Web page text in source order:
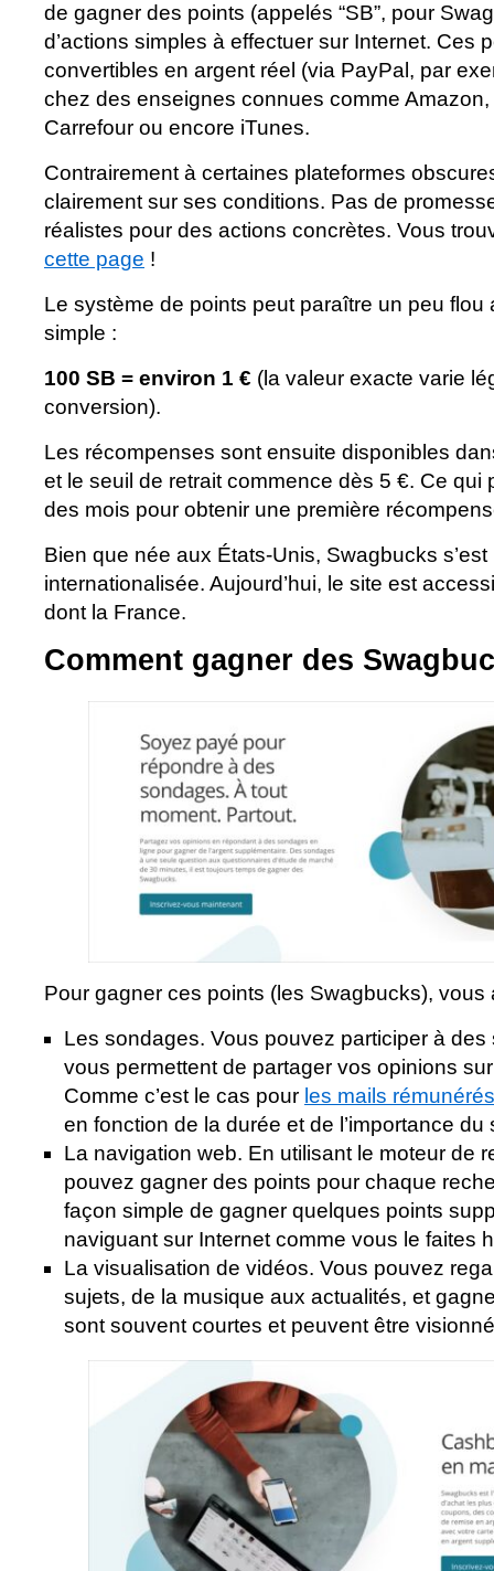
de gagner des points (appelés “SB”, pour
d’actions simples à effectuer sur Internet. Ces
convertibles en argent réel (via PayPal, par
chez des enseignes connues comme
Carrefour ou encore iTunes.
Contrairement à certaines plateformes
clairement sur ses conditions. Pas de
réalistes pour des actions concrètes. Vous
cette page !
Le système de points peut paraître un peu flou
simple :
100 SB = environ 1 € (la valeur exacte varie
conversion).
Les récompenses sont ensuite disponibles
et le seuil de retrait commence dès 5 €. Ce qui
des mois pour obtenir une première
Bien que née aux États-Unis, Swagbucks
internationalisée. Aujourd’hui, le site est
dont la France.
Comment gagner des
Pour gagner ces points (les Swagbucks), vous
Les sondages. Vous pouvez participer à
vous permettent de partager vos opinions
Comme c’est le cas pour les mails rémunérés
en fonction de la durée et de l’importance du
La navigation web. En utilisant le moteur de
pouvez gagner des points pour chaque
façon simple de gagner quelques points
naviguant sur Internet comme vous le faites
La visualisation de vidéos. Vous pouvez
sujets, de la musique aux actualités, et
sont souvent courtes et peuvent être